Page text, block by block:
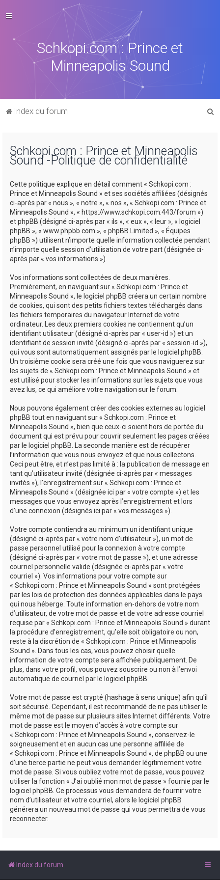
Schkopi.com : Prince et
Minneapolis Sound
Index du forum
Schkopi.com : Prince et Minneapolis
Sound -Politique de confidentialité
Cette politique explique en détail comment « Schkopi.com :
Prince et Minneapolis Sound » et ses sociétés affiliées (désignés
ci-après par « nous », « notre », « nos », « Schkopi.com : Prince et
Minneapolis Sound », « https://www.schkopi.com:443/forum »)
et phpBB (désigné ci-après par « ils », « eux », « leur », « logiciel
phpBB », « www.phpbb.com », « phpBB Limited », « Équipes
phpBB ») utilisent n’importe quelle information collectée pendant
n’importe quelle session d’utilisation de votre part (désignée ci-
après par « vos informations »).
Vos informations sont collectées de deux manières.
Premièrement, en naviguant sur « Schkopi.com : Prince et
Minneapolis Sound », le logiciel phpBB créera un certain nombre
de cookies, qui sont des petits fichiers textes téléchargés dans
les fichiers temporaires du navigateur Internet de votre
ordinateur. Les deux premiers cookies ne contiennent qu’un
identifiant utilisateur (désigné ci-après par « user-id ») et un
identifiant de session invité (désigné ci-après par « session-id »),
qui vous sont automatiquement assignés par le logiciel phpBB.
Un troisième cookie sera créé une fois que vous naviguerez sur
les sujets de « Schkopi.com : Prince et Minneapolis Sound » et
est utilisé pour stocker les informations sur les sujets que vous
avez lus, ce qui améliore votre navigation sur le forum.
Nous pouvons également créer des cookies externes au logiciel
phpBB tout en naviguant sur « Schkopi.com : Prince et
Minneapolis Sound », bien que ceux-ci soient hors de portée du
document qui est prévu pour couvrir seulement les pages créées
par le logiciel phpBB. La seconde manière est de récupérer
l’information que vous nous envoyez et que nous collectons.
Ceci peut être, et n’est pas limité à : la publication de message en
tant qu’utilisateur invité (désignée ci-après par « messages
invités »), l’enregistrement sur « Schkopi.com : Prince et
Minneapolis Sound » (désignée ici par « votre compte ») et les
messages que vous envoyez après l’enregistrement et lors
d’une connexion (désignés ici par « vos messages »).
Votre compte contiendra au minimum un identifiant unique
(désigné ci-après par « votre nom d’utilisateur »), un mot de
passe personnel utilisé pour la connexion à votre compte
(désigné ci-après par « votre mot de passe »), et une adresse
courriel personnelle valide (désignée ci-après par « votre
courriel »). Vos informations pour votre compte sur
« Schkopi.com : Prince et Minneapolis Sound » sont protégées
par les lois de protection des données applicables dans le pays
qui nous héberge. Toute information en-dehors de votre nom
d’utilisateur, de votre mot de passe et de votre adresse courriel
requise par « Schkopi.com : Prince et Minneapolis Sound » durant
la procédure d’enregistrement, qu’elle soit obligatoire ou non,
reste à la discrétion de « Schkopi.com : Prince et Minneapolis
Sound ». Dans tous les cas, vous pouvez choisir quelle
information de votre compte sera affichée publiquement. De
plus, dans votre profil, vous pouvez souscrire ou non à l’envoi
automatique de courriel par le logiciel phpBB.
Votre mot de passe est crypté (hashage à sens unique) afin qu’il
soit sécurisé. Cependant, il est recommandé de ne pas utiliser le
même mot de passe sur plusieurs sites Internet différents. Votre
mot de passe est le moyen d’accès à votre compte sur
« Schkopi.com : Prince et Minneapolis Sound », conservez-le
soigneusement et en aucun cas une personne affiliée de
« Schkopi.com : Prince et Minneapolis Sound », de phpBB ou une
d’une tierce partie ne peut vous demander légitimement votre
mot de passe. Si vous oubliez votre mot de passe, vous pouvez
utiliser la fonction « J’ai oublié mon mot de passe » fournie par le
logiciel phpBB. Ce processus vous demandera de fournir votre
nom d’utilisateur et votre courriel, alors le logiciel phpBB
générera un nouveau mot de passe qui vous permettra de vous
reconnecter.
Index du forum